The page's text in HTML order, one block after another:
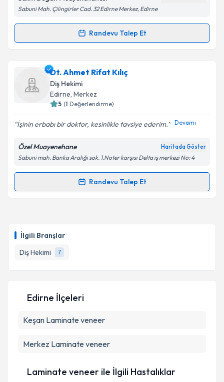
İlgili Branşlar
Diş Hekimi
7
Kişisel verilerimin işlenmesine ilişkin
Metni'ni okudum ve kişisel verilerimin belirtilen
Takvim Talebini Gönder
Sabuni Mah. Çilingirler Cad. 32 Edirne Merkez, Edirne
Randevu Talep Et
Randevu Takvimi Talebi
Dt. Salim Doğan için randevu takvimi talebi
oluşturun. Size bu uzmandan randevu almanız için bir
takvim hazırlandığında e-posta ile bilgilendireceğiz.
Kişisel verilerimin işlenmesine ilişkinAydınlatma
Metni'ni okudum ve kişisel verilerimin belirtilen
kapsamda işlenmesini kabul ediyorum.
Dt. Ahmet Rifat Kılıç
Diş Hekimi
Edirne, Merkez
5 (1 Değerlendirme)
İşinin erbabı bir doktor, kesinlikle tavsiye ederim. Devamı
Özel Muayenehane Haritada Göster
Sabuni mah. Banka Aralığı sok. 1.Noter karşısı Delta iş merkezi No: 4
Randevu Talep Et
Randevu Takvimi Talebi
takvim hazırlandığında e-posta ile bilgilendireceğiz.
E-posta Adresiniz
Metni'ni okudum ve kişisel verilerimin belirtilen
Edirne İlçeleri
Keşan Laminate veneer
Merkez Laminate veneer
Laminate veneer ile İlgili Hastalıklar